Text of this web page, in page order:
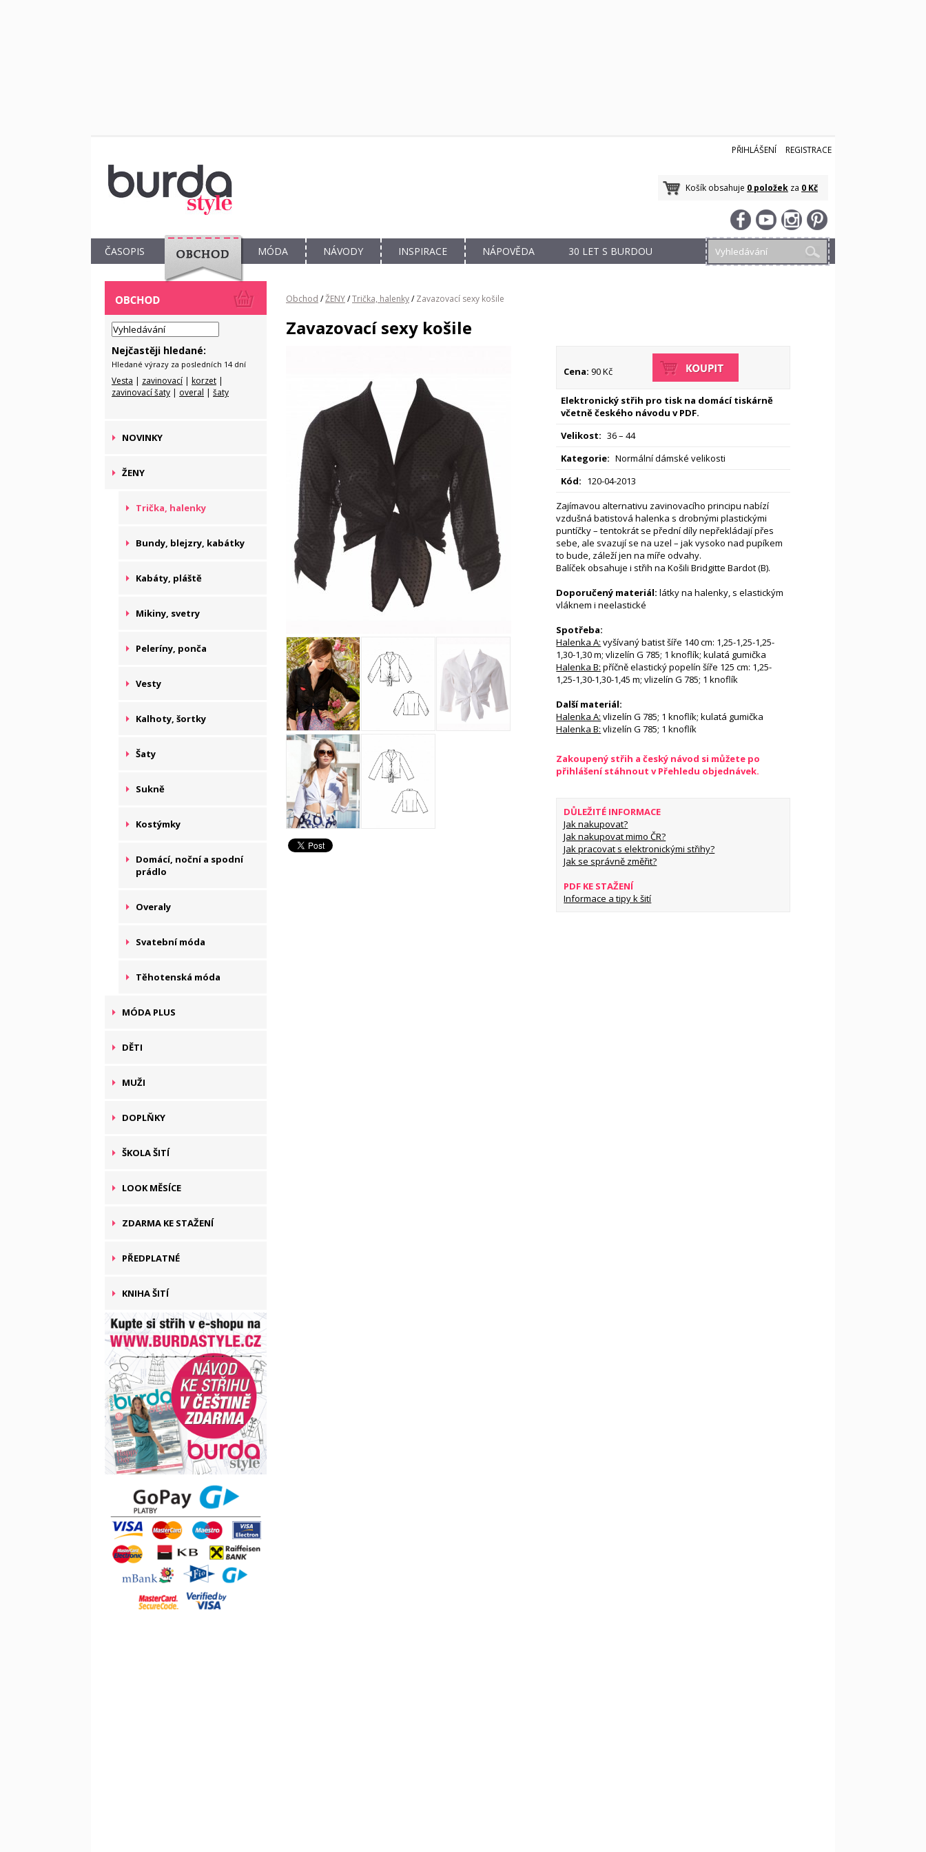
PŘIHLÁŠENÍ REGISTRACE
Košík obsahuje 0 položek za 0 Kč
ČASOPIS
OBCHOD
MÓDA NÁVODY INSPIRACE NÁPOVĚDA 30 LET S BURDOU
Nejčastěji hledané:
Hledané výrazy za posledních 14 dní
Vesta | zavinovací | korzet |
zavinovací šaty | overal | šaty
NOVINKY
ŽENY
Trička, halenky
Bundy, blejzry, kabátky
Kabáty, pláště
Mikiny, svetry
Peleríny, ponča
Vesty
Kalhoty, šortky
Šaty
Sukně
Kostýmky
Domácí, noční a spodní
prádlo
Overaly
Svatební móda
Těhotenská móda
MÓDA PLUS
DĚTI
MUŽI
DOPLŇKY
ŠKOLA ŠITÍ
LOOK MĚSÍCE
ZDARMA KE STAŽENÍ
PŘEDPLATNÉ
KNIHA ŠITÍ
Obchod /ŽENY/Trička, halenky/ Zavazovací sexy košile
Zavazovací sexy košile
Cena: 90 Kč
Elektronický střih pro tisk na domácí tiskárně
včetně českého návodu v PDF.
Velikost: 36 – 44
Kategorie: Normální dámské velikosti
Kód: 120-04-2013
Zajímavou alternativu zavinovacího principu nabízí
vzdušná batistová halenka s drobnými plastickými
puntíčky – tentokrát se přední díly nepřekládají přes
sebe, ale svazují se na uzel – jak vysoko nad pupíkem
to bude, záleží jen na míře odvahy.
Balíček obsahuje i střih na Košili Bridgitte Bardot (B).
Doporučený materiál: látky na halenky, s elastickým
vláknem i neelastické
Spotřeba:
Halenka A: vyšívaný batist šíře 140 cm: 1,25-1,25-1,25-
1,30-1,30 m; vlizelín G 785; 1 knoflík; kulatá gumička
Halenka B: příčně elastický popelín šíře 125 cm: 1,25-
1,25-1,30-1,30-1,45 m; vlizelín G 785; 1 knoflík
Další materiál:
Halenka A: vlizelín G 785; 1 knoflík; kulatá gumička
Halenka B: vlizelín G 785; 1 knoflík
Zakoupený střih a český návod si můžete po
přihlášení stáhnout v Přehledu objednávek.
DŮLEŽITÉ INFORMACE
Jak nakupovat?
Jak nakupovat mimo ČR?
Jak pracovat s elektronickými střihy?
Jak se správně změřit?
PDF KE STAŽENÍ
Informace a tipy k šití